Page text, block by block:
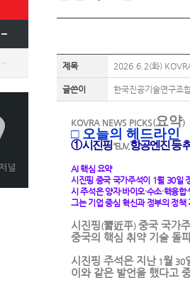
제목 2026.6.2(화)
글쓴이 한국진공기술연구조
KOVRA NEWS PICKS(요약)
□ 오늘의 헤드라인
① 시진핑"EUV,항공엔진 등
AI핵심 요약
시진핑 중국 국가주석이 1월 30일
시 주석은 양자·바이오·수소·핵융합
그는 기업 중심 혁신과 정부의 정책
시진핑(習近平) 중국 국가
중국의 핵심 취약 기술 돌
시진핑 주석은 지난1월 30
이와 같은 발언을 했다고